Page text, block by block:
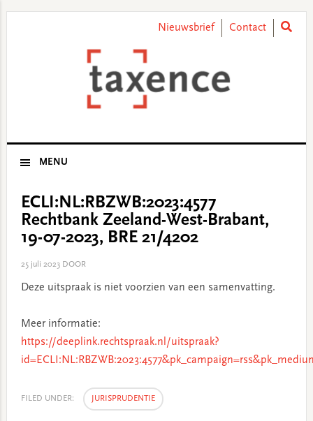
Nieuwsbrief Contact
MENU
ECLI:NL:RBZWB:2023:4577
Rechtbank Zeeland-West-Brabant,
19-07-2023, BRE 21/4202
25 juli 2023DOOR
Deze uitspraak is niet voorzien van een samenvatting.
Meer informatie:
https://deeplink.rechtspraak.nl/uitspraak?
FILED UNDER: JURISPRUDENTIE